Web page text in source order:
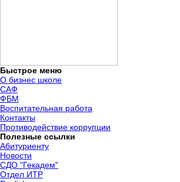
Быстрое меню
О бизнес школе
САФ
ФБМ
Воспитательная работа
Контакты
Противодействие коррупции
Полезные ссылки
Абитуриенту
Новости
СДО "Гекадем"
Отдел ИТР